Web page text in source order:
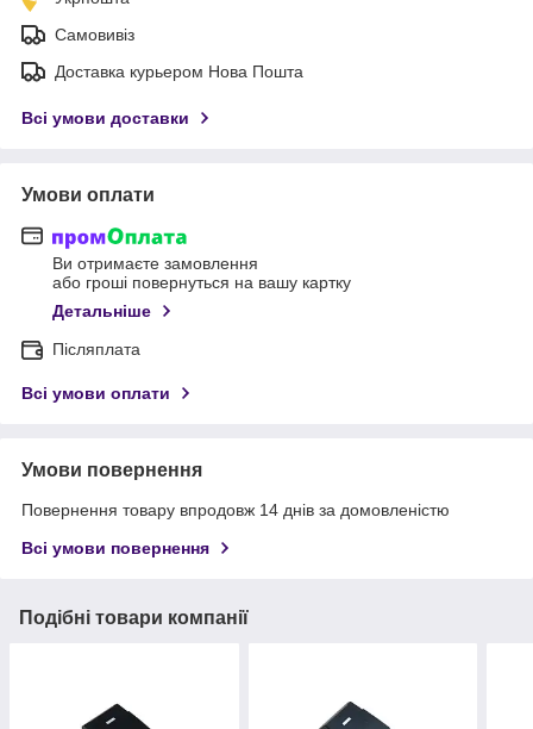
Самовивіз
Доставка курьером Нова Пошта
Всі умови доставки
Умови оплати
Ви отримаєте замовлення
або гроші повернуться на вашу картку
Детальніше
Післяплата
Всі умови оплати
Умови повернення
Повернення товару впродовж 14 днів за домовленістю
Всі умови повернення
Подібні товари компанії